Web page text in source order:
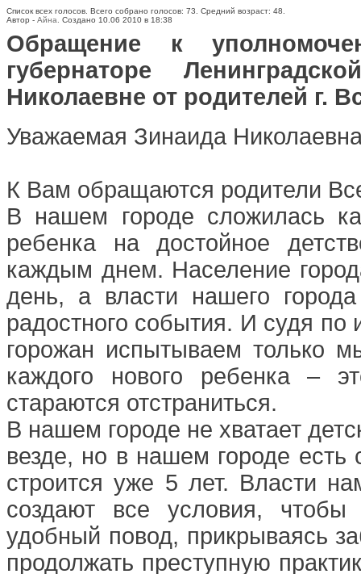
Список всех голосов. Всего собрано голосов: 73. Средний возраст: 48.
Автор - Айна. Создано 10.06 2010 в 18:38
Обращение к
губернаторе
Николаевне от родителей г.
Уважаемая Зинаида
К Вам обращаются родители
В нашем городе сложилась
ребенка на достойное
каждым днем. Население
день, а власти нашего
радостного события. И судя по
горожан испытываем только
каждого нового ребенка –
стараются отстраниться.
В нашем городе не хватает
везде, но в нашем городе
строится уже 5 лет. Власти
создают все условия,
удобный повод, прикрываясь
продолжать преступную